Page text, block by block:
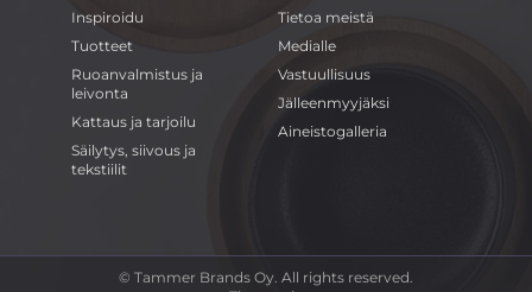
Inspiroidu
Tuotteet
Ruoanvalmistus ja
leivonta
Kattaus ja tarjoilu
Säilytys, siivous ja
tekstiilit
Tietoa meistä
Medialle
Vastuullisuus
Jälleenmyyjäksi
Aineistogalleria
© Tammer Brands Oy. All rights reserved.